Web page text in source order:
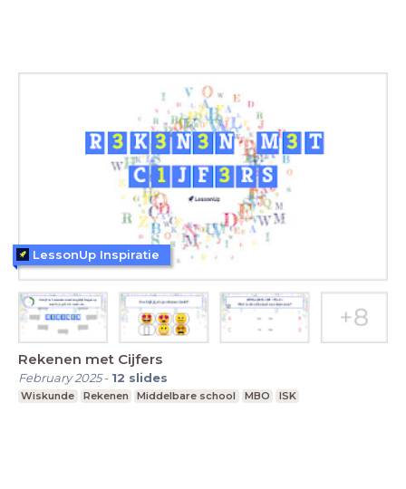
Rekenen met Cijfers
February 2025- 12 slides
Wiskunde Rekenen Middelbare school MBO ISK
LessonUp Inspiratie